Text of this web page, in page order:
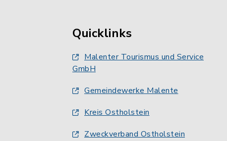
Quicklinks
Malenter Tourismus und Service
GmbH
Gemeindewerke Malente
Kreis Ostholstein
Zweckverband Ostholstein